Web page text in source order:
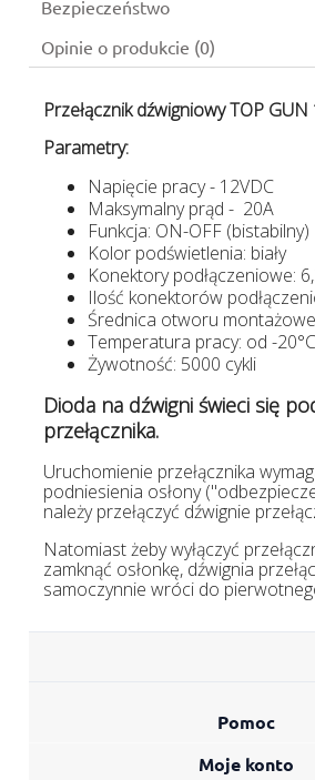
Bezpieczeństwo
Opinie o produkcie (0)
Przełącznik dźwigniowy TOP GUN
Parametry:
Napięcie pracy - 12VDC
Maksymalny prąd - 20A
Funkcja: ON-OFF (bistabilny)
Kolor podświetlenia: biały
Konektory podłączeniowe:
Ilość konektorów
Średnica otworu
Temperatura pracy: od -
Żywotność: 5000 cykli
Dioda na dźwigni świeci się
przełącznika.
Uruchomienie przełącznika
podniesienia osłony
należy przełączyć dźwignie
Natomiast żeby wyłączyć
zamknąć osłonkę, dźwignia
samoczynnie wróci do
Pomoc
Moje konto